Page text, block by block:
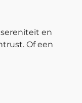
en
Of een